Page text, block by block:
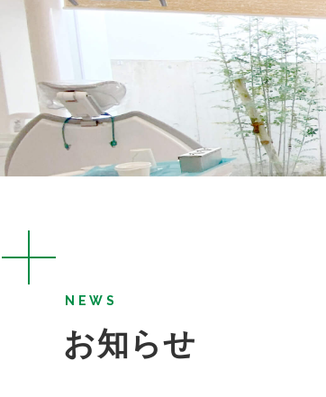
NEWS
お知らせ